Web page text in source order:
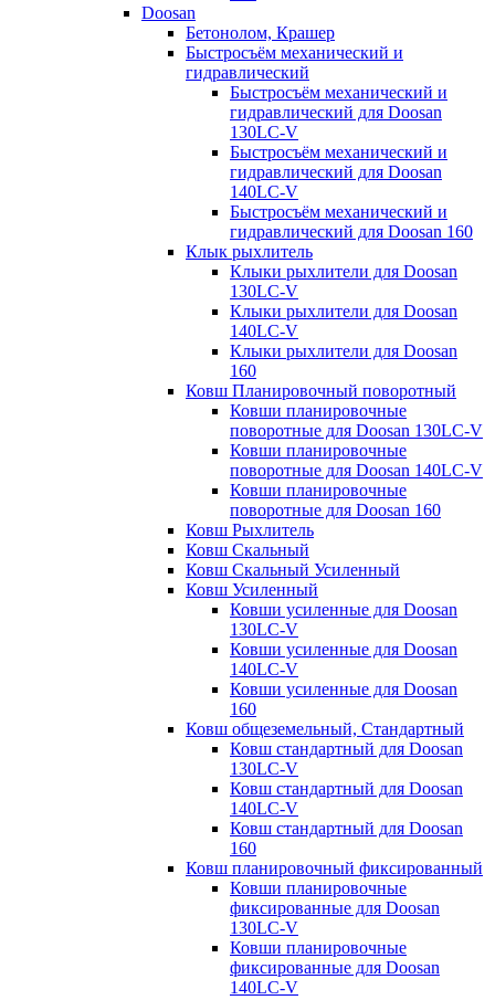
Doosan
Бетонолом, Крашер
Быстросъём механический и
гидравлический
Быстросъём механический и
гидравлический для Doosan
130LC-V
Быстросъём механический и
гидравлический для Doosan
140LC-V
Быстросъём механический и
гидравлический для Doosan 160
Клык рыхлитель
Клыки рыхлители для Doosan
130LC-V
Клыки рыхлители для Doosan
140LC-V
Клыки рыхлители для Doosan
160
Ковш Планировочный поворотный
Ковши планировочные
поворотные для Doosan 130LC-V
Ковши планировочные
поворотные для Doosan 140LC-V
Ковши планировочные
поворотные для Doosan 160
Ковш Рыхлитель
Ковш Скальный
Ковш Скальный Усиленный
Ковш Усиленный
Ковши усиленные для Doosan
130LC-V
Ковши усиленные для Doosan
140LC-V
Ковши усиленные для Doosan
160
Ковш общеземельный, Стандартный
Ковш стандартный для Doosan
130LC-V
Ковш стандартный для Doosan
140LC-V
Ковш стандартный для Doosan
160
Ковш планировочный фиксированный
Ковши планировочные
фиксированные для Doosan
130LC-V
Ковши планировочные
фиксированные для Doosan
140LC-V